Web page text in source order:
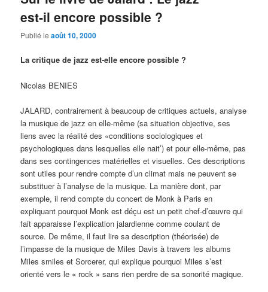
est‑il encore possible ?
Publié leaoût 10, 2000
La critique de jazz est‑elle encore possible ?
Nicolas BENIES
JALARD, contrairement à beau­coup de critiques actuels, analyse
la musique de jazz en elle‑même (sa situation objective, ses
liens avec la réalité des «conditions sociologiques et
psychologiques dans lesquelles elle nait’) et pour elle‑même, pas
dans ses contingences matérielles et visuelles. Ces descriptions
sont utiles pour rendre compte d’un climat mais ne peuvent se
substituer à l’analyse de la musique. La manière dont, par
exemple, il rend compte du concert de Monk à Paris en
expliquant pourquoi Monk est déçu est un petit chef‑d’œuvre qui
fait apparaisse l’explication jalardienne comme coulant de
source. De même, il faut lire sa description (théorisée) de
l’impasse de la musique de Miles Davis à travers les albums
Miles smiles et Sorcerer, qui explique pourquoi Miles s’est
orienté vers le « rock » sans rien perdre de sa sonorité magique.